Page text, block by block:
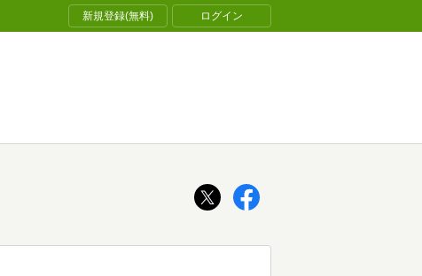
新規登録(無料) ログイン